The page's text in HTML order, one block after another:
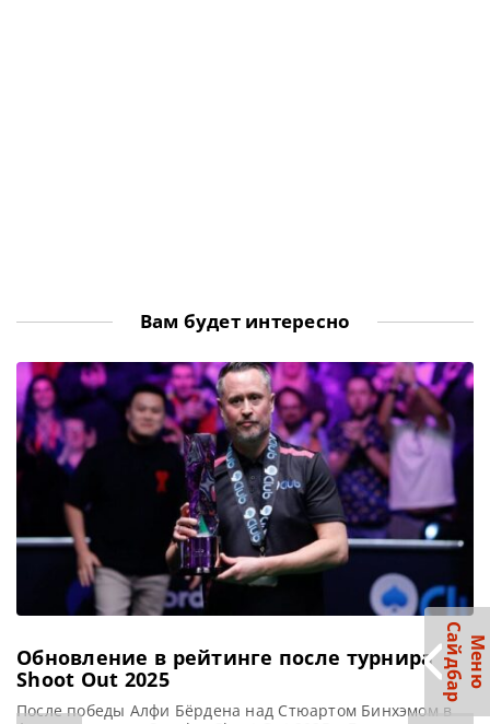
Вам будет интересно
Обновление в рейтинге после турнира
Shoot Out 2025
После победы Алфи Бёрдена над Стюартом Бинхэмом в
М
е
н
ю
Са
й
д
б
а
р